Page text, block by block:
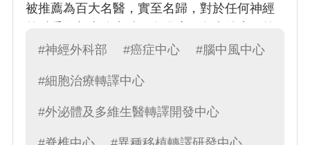
被推薦為百大名醫，實至名歸，對於任何神經
秘體的研究上更是首屈一指，是中國神經外科
#神經外科部 #癌症中心 #腦中風中心
#細胞治療轉譯中心
#外泌體及多維生醫轉譯開發中心